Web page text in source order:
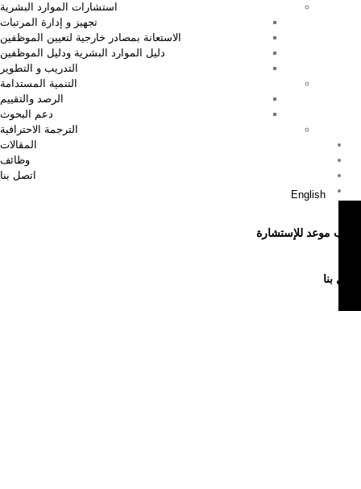
استشارات الموارد البشرية
تجهيز و إدارة المرتبات
الاستعانة بمصادر خارجية لتعيين الموظفين
دليل الموارد البشرية ودليل الموظفين
التدريب و التطوير
التنمية المستدامة
الرصد والتقييم
دعم البحوث
الترجمة الاحترافية
المقالات
وظائف
اتصل بنا
English
اطلب موعد للإستشارة
اتصل بنا